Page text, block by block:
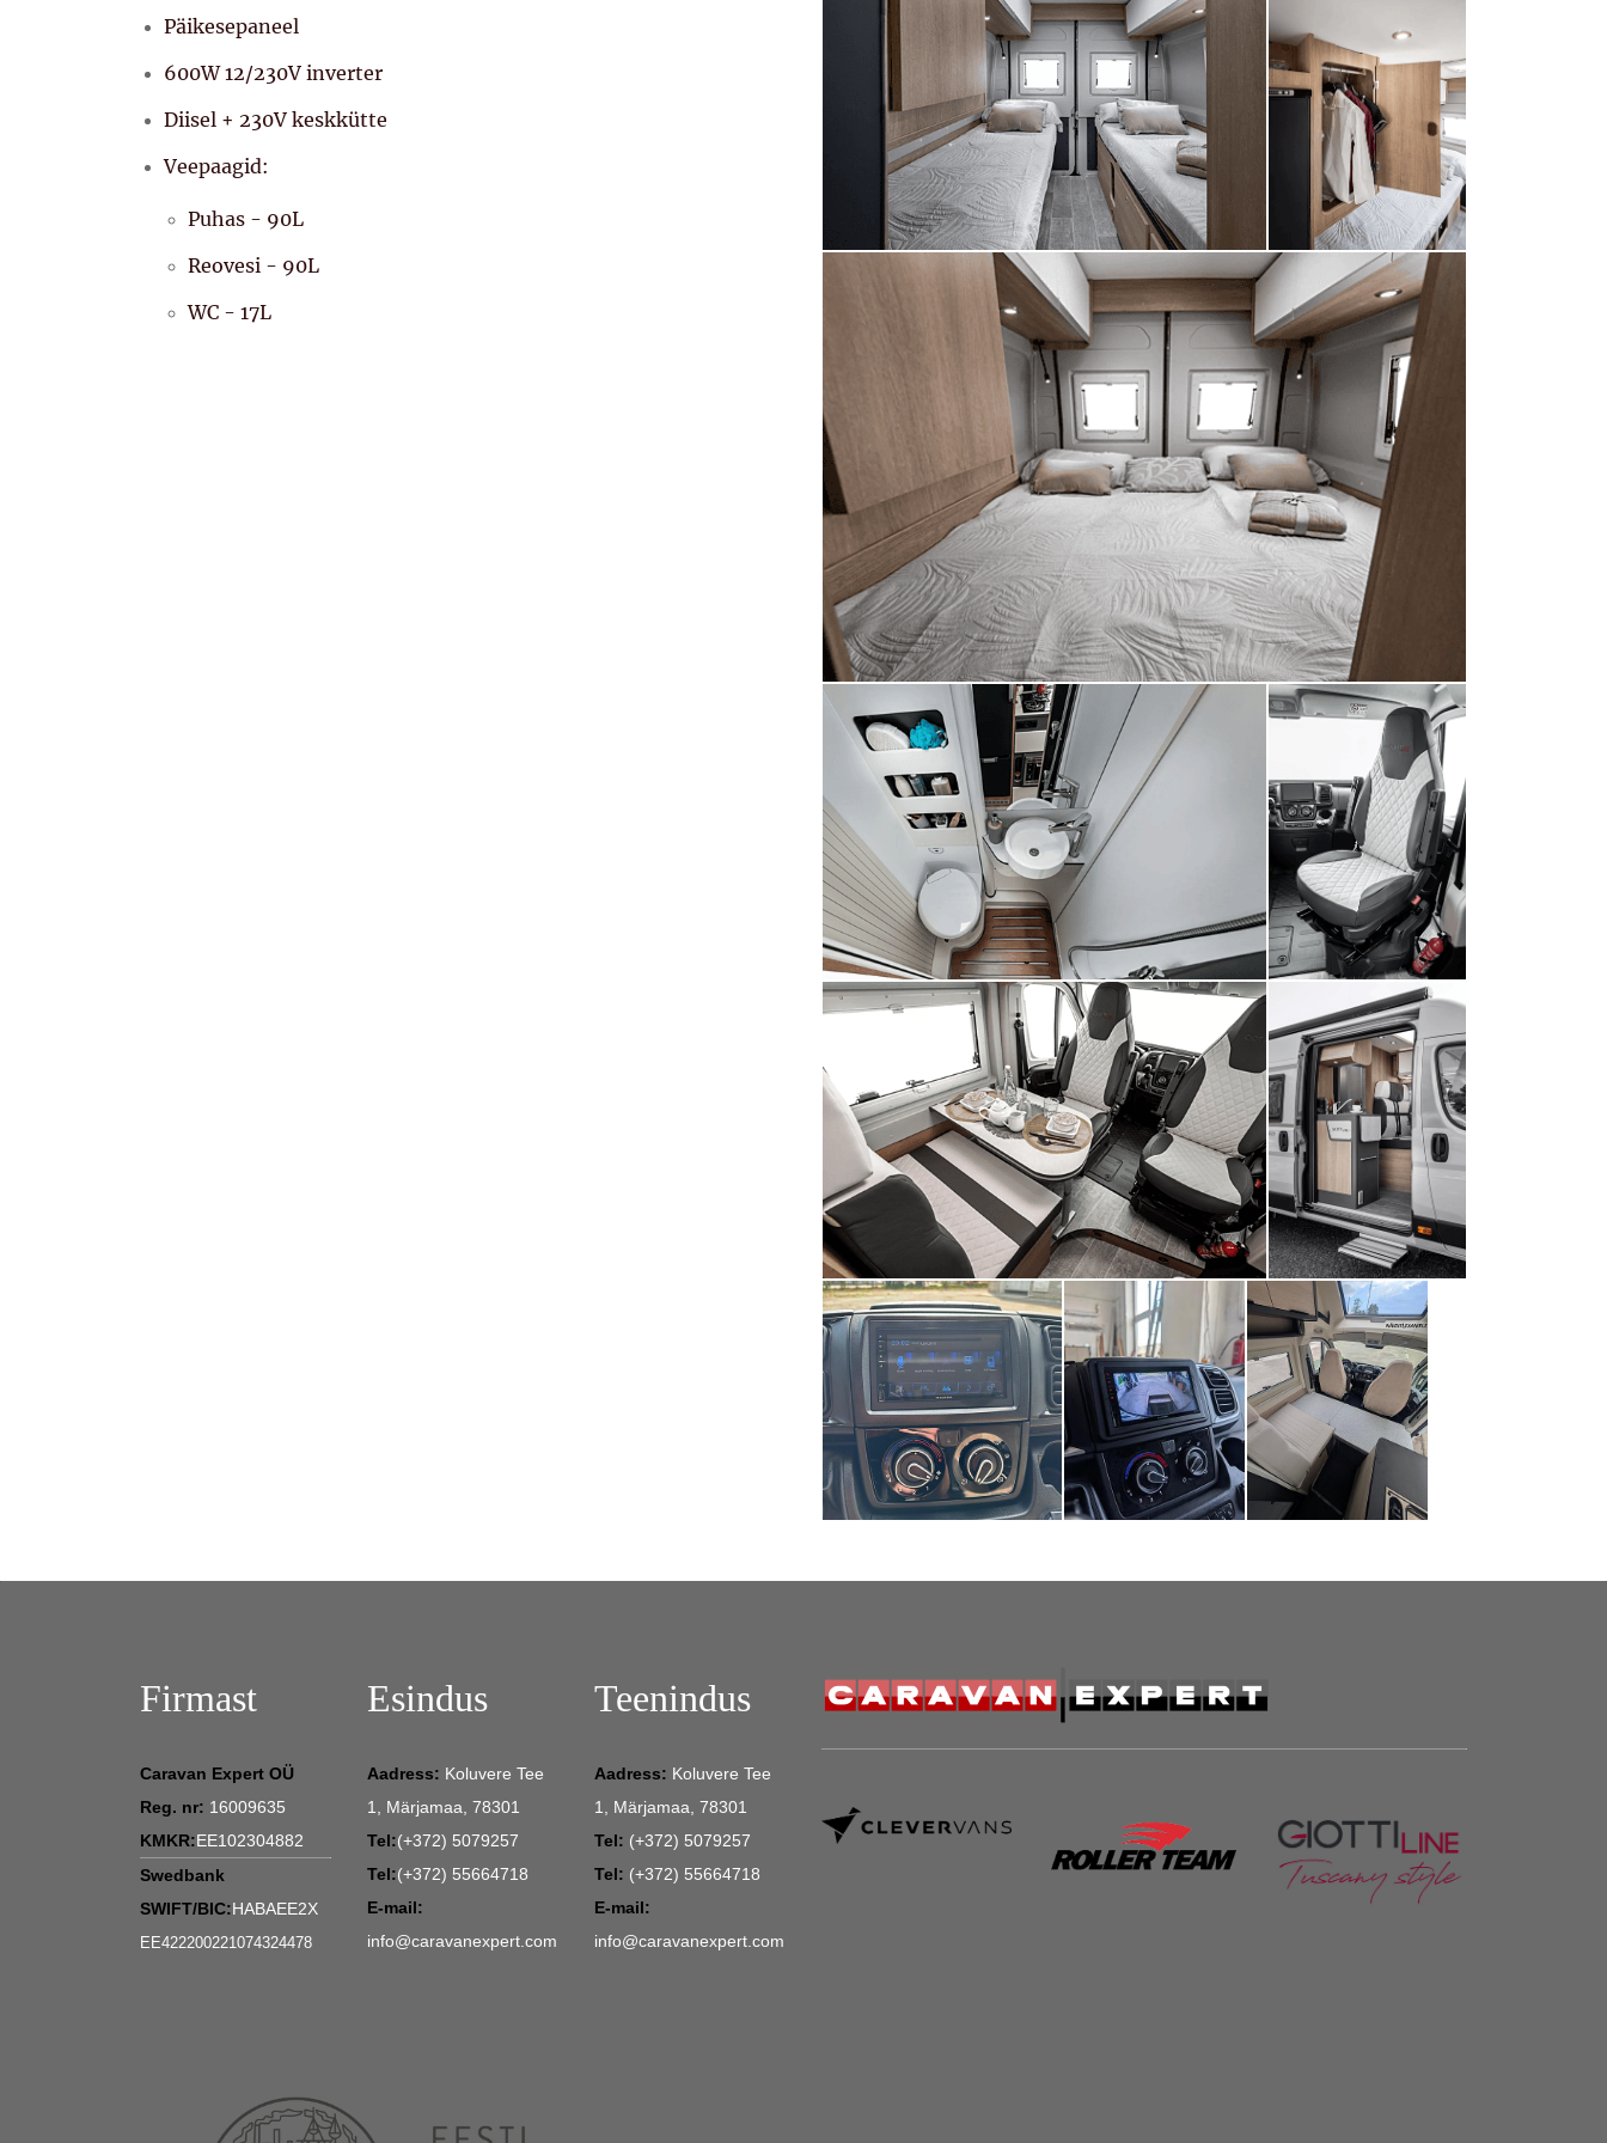
Päikesepaneel
600W 12/230V inverter
Diisel + 230V keskkütte
Veepaagid:
Puhas - 90L
Reovesi - 90L
WC - 17L
Firmast
Caravan Expert OÜ
Reg. nr: 16009635
KMKR:EE102304882
Swedbank
SWIFT/BIC:HABAEE2X
EE422200221074324478
Esindus
Aadress: Koluvere Tee
1, Märjamaa, 78301
Tel:(+372) 5079257
Tel:(+372) 55664718
E-mail:
info@caravanexpert.com
Teenindus
Aadress: Koluvere Tee
1, Märjamaa, 78301
Tel: (+372) 5079257
Tel: (+372) 55664718
E-mail:
info@caravanexpert.com